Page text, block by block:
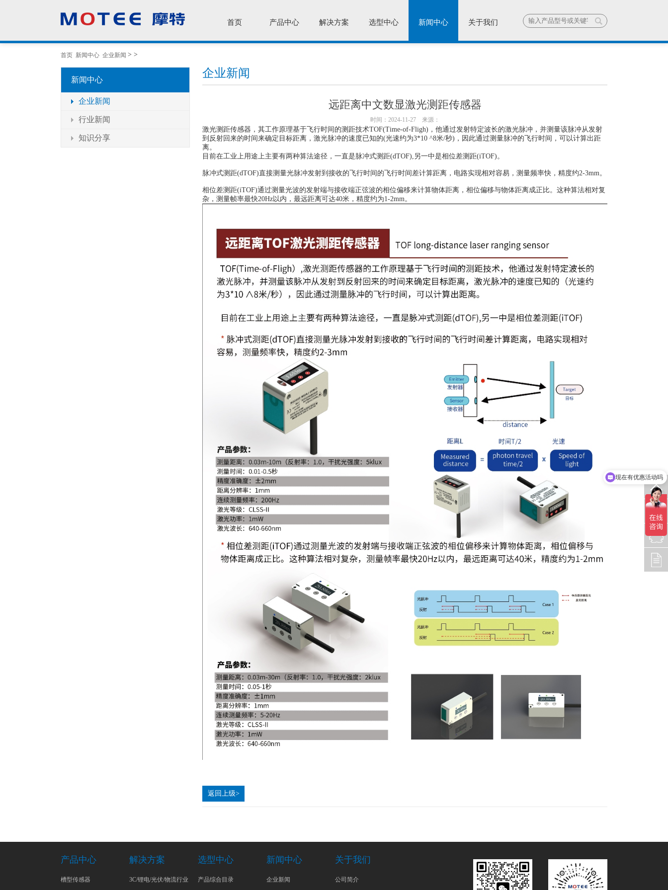
首页 产品中心 解决方案 选型中心 新闻中心 关于我们
首页 >
新闻中心 >
企业新闻
新闻中心
企业新闻
行业新闻
知识分享
企业新闻
远距离中文数显激光测距传感器
时间：2024-11-27 来源：
激光测距传感器，其工作原理基于飞行时间的测距技术TOF(Time-of-Fligh) ，他通过发射特定波长的激光脉冲，并测量该脉冲从发射
到反射回来的时间来确定目标距离，激光脉冲的速度已知的(光速约为3*10 ^8米/秒)，因此通过测量脉冲的飞行时间，可以计算出距
离。
目前在工业上用途上主要有两种算法途径，一直是脉冲式测距(dTOF),另一中是相位差测距(iTOF)。
脉冲式测距(dTOF)直接测量光脉冲发射到接收的飞行时间的飞行时间差计算距离，电路实现相对容易，测量频率快，精度约2-3mm。
相位差测距(iTOF)通过测量光波的发射端与接收端正弦波的相位偏移来计算物体距离，相位偏移与物体距离成正比。这种算法相对复
杂，测量帧率最快20Hz以内，最远距离可达40米，精度约为1-2mm。
返回上级>
产品中心
槽型传感器
解决方案
3C/锂电/光伏/物流行业
选型中心
产品综合目录
新闻中心
企业新闻
关于我们
公司简介
现在有优惠活动吗